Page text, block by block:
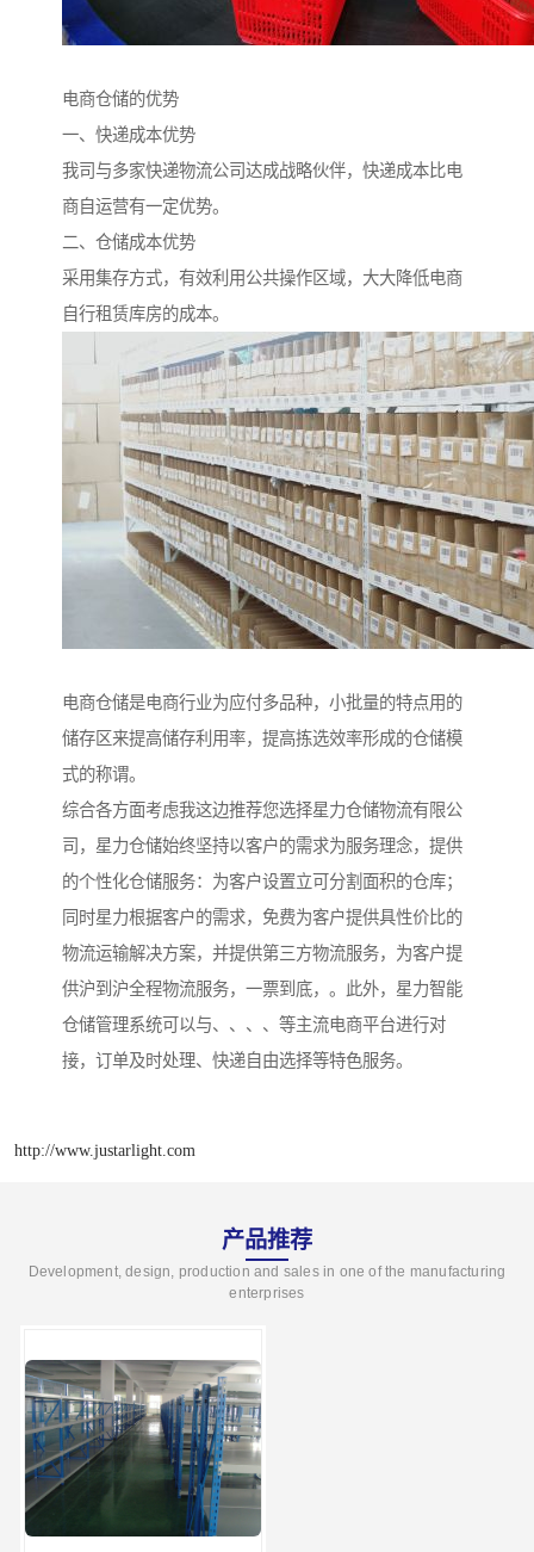
电商仓储的优势
一、快递成本优势
我司与多家快递物流公司达成战略伙伴，快递成本比电
商自运营有一定优势。
二、仓储成本优势
采用集存方式，有效利用公共操作区域，大大降低电商
自行租赁库房的成本。
电商仓储是电商行业为应付多品种，小批量的特点用的
储存区来提高储存利用率，提高拣选效率形成的仓储模
式的称谓。
综合各方面考虑我这边推荐您选择星力仓储物流有限公
司，星力仓储始终坚持以客户的需求为服务理念，提供
的个性化仓储服务：为客户设置立可分割面积的仓库；
同时星力根据客户的需求，免费为客户提供具性价比的
物流运输解决方案，并提供第三方物流服务，为客户提
供沪到沪全程物流服务，一票到底，。此外，星力智能
仓储管理系统可以与、、、、等主流电商平台进行对
接，订单及时处理、快递自由选择等特色服务。
http://www.justarlight.com
产品推荐
Development, design, production and sales in one of the manufacturing
enterprises